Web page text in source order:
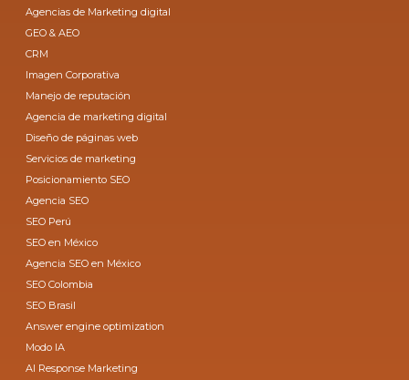
Agencias de Marketing digital
GEO & AEO
CRM
Imagen Corporativa
Manejo de reputación
Agencia de marketing digital
Diseño de páginas web
Servicios de marketing
Posicionamiento SEO
Agencia SEO
SEO Perú
SEO en México
Agencia SEO en México
SEO Colombia
SEO Brasil
Answer engine optimization
Modo IA
AI Response Marketing